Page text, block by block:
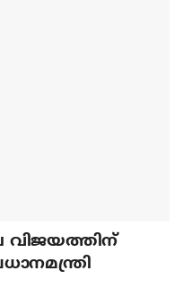
വിജയത്തിന്